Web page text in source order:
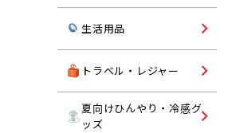
生活用品
トラベル・レジャー
夏向けひんやり・冷感グ
ッズ